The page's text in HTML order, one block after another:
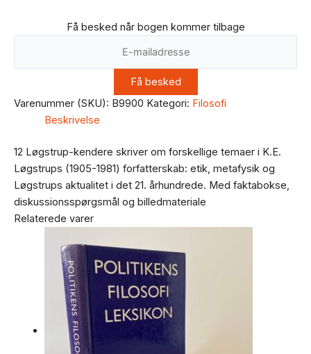
Få besked når bogen kommer tilbage
Varenummer (SKU): B9900 Kategori: Filosofi
Beskrivelse
12 Løgstrup-kendere skriver om forskellige temaer i K.E.
Løgstrups (1905-1981) forfatterskab: etik, metafysik og
Løgstrups aktualitet i det 21. århundrede. Med faktabokse,
diskussionsspørgsmål og billedmateriale
Relaterede varer